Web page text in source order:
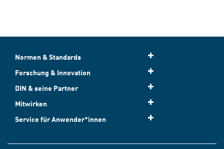
Normen & Standards
Forschung & Innovation
DIN & seine Partner
Mitwirken
Service für Anwender*innen